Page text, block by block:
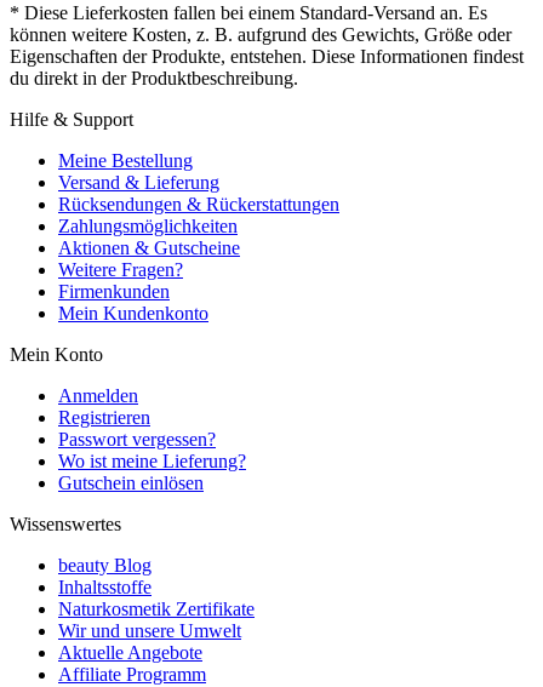
* Diese Lieferkosten fallen bei einem Standard-Versand an. Es
können weitere Kosten, z. B. aufgrund des Gewichts, Größe oder
Eigenschaften der Produkte, entstehen. Diese Informationen findest
du direkt in der Produktbeschreibung.
Hilfe & Support
Meine Bestellung
Versand & Lieferung
Rücksendungen & Rückerstattungen
Zahlungsmöglichkeiten
Aktionen & Gutscheine
Weitere Fragen?
Firmenkunden
Mein Kundenkonto
Mein Konto
Anmelden
Registrieren
Passwort vergessen?
Wo ist meine Lieferung?
Gutschein einlösen
Wissenswertes
beauty Blog
Inhaltsstoffe
Naturkosmetik Zertifikate
Wir und unsere Umwelt
Aktuelle Angebote
Affiliate Programm